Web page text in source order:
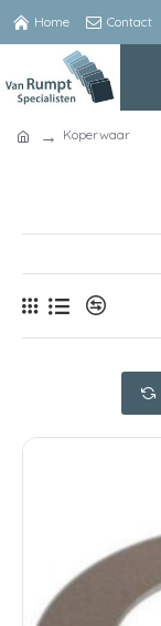
Home Contact
Koperwaar